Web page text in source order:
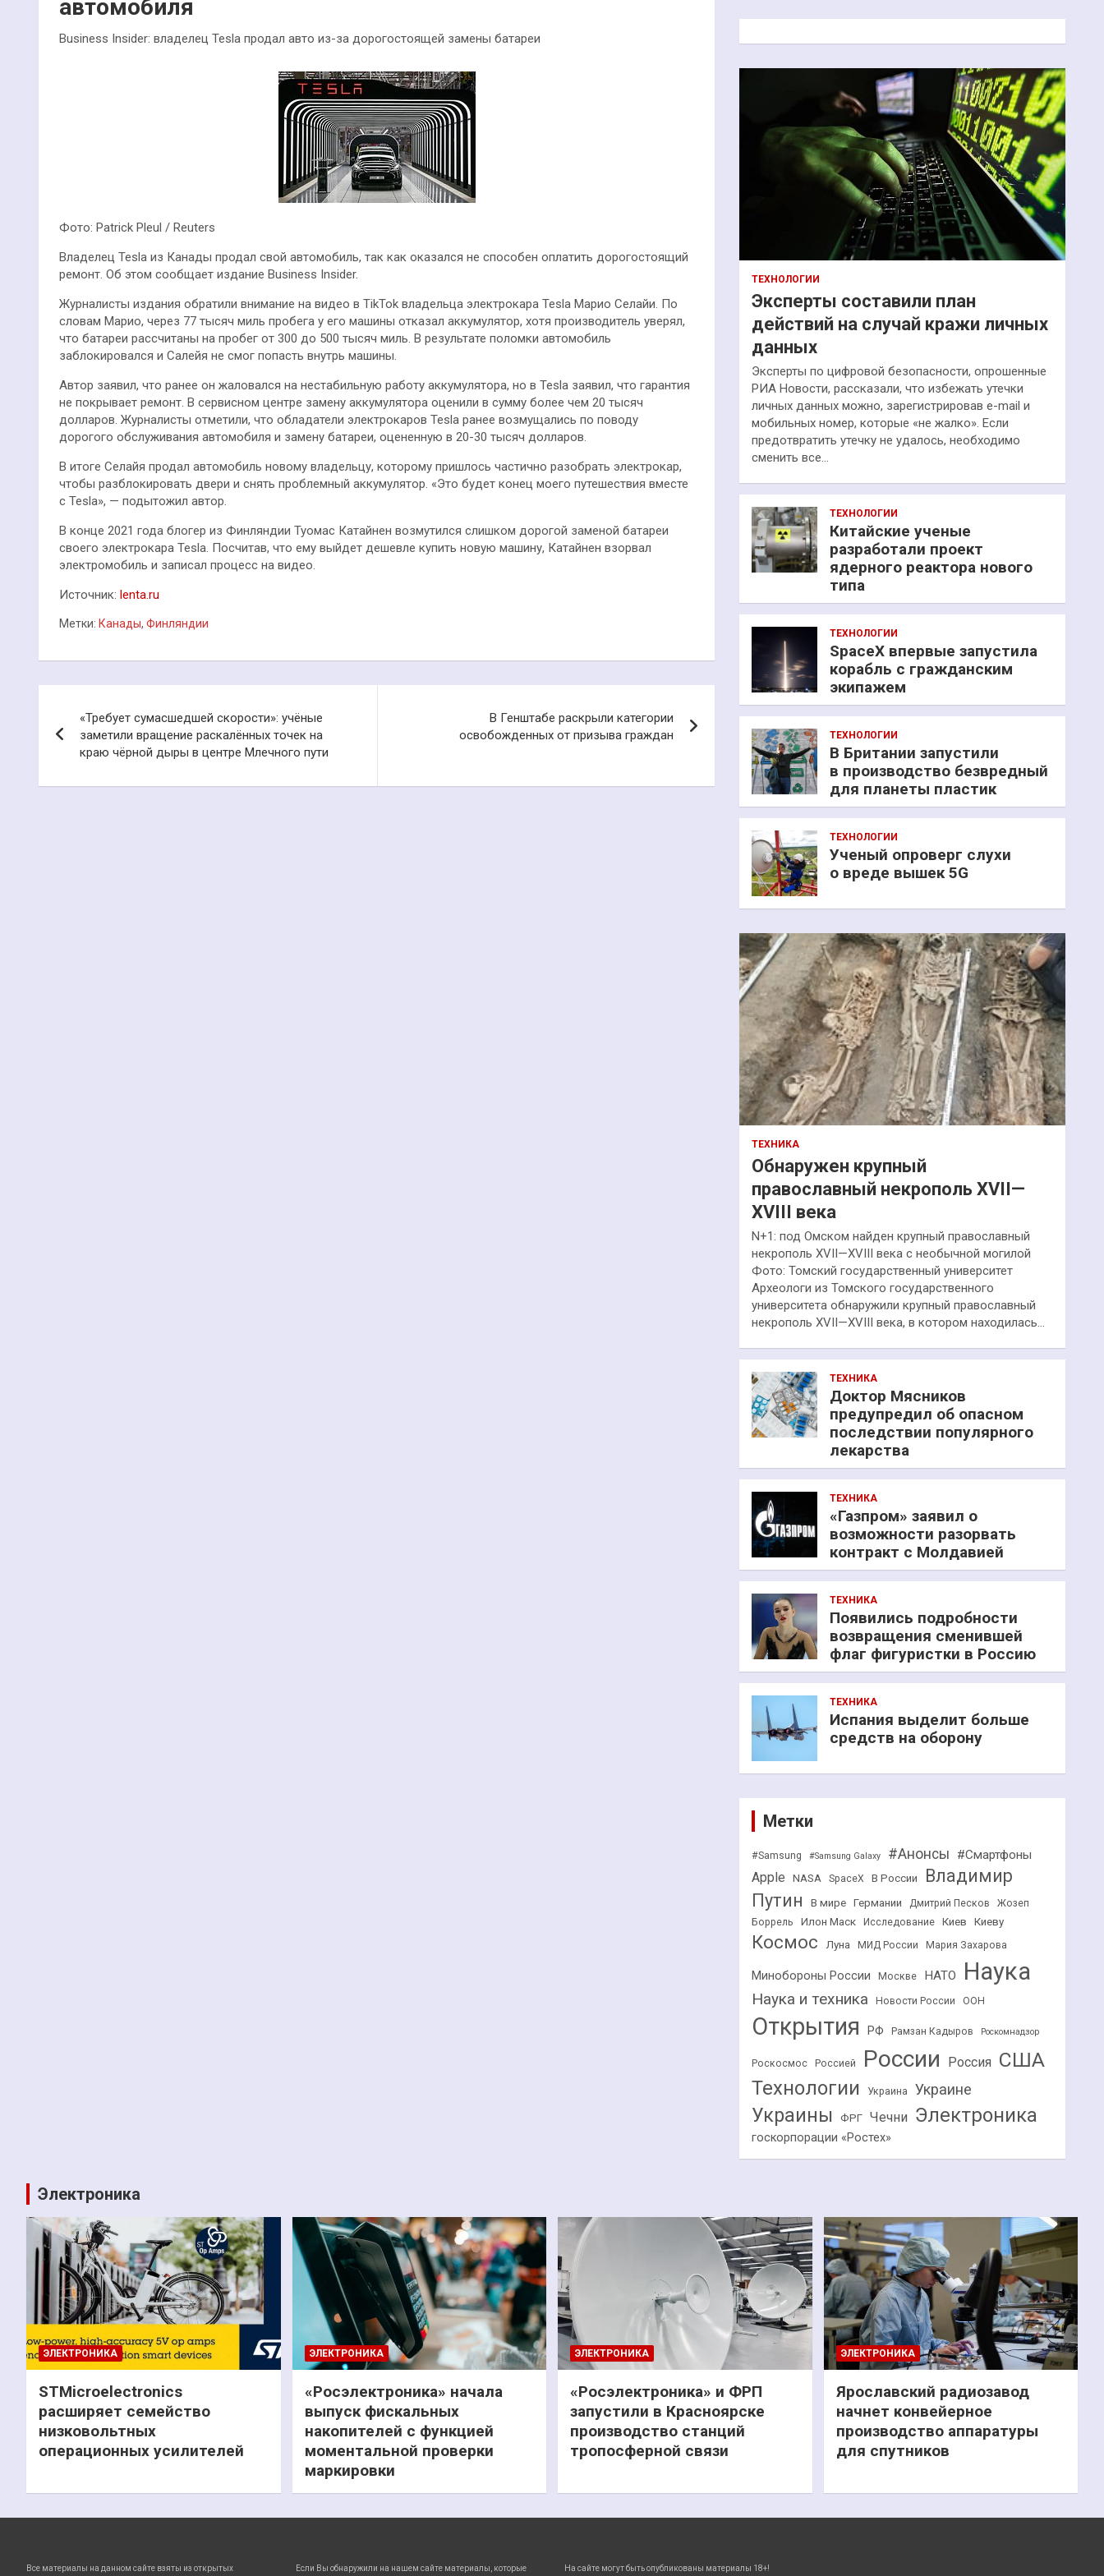
автомобиля
Business Insider: владелец Tesla продал авто из-за дорогостоящей замены батареи
Фото: Patrick Pleul / Reuters
Владелец Tesla из Канады продал свой автомобиль, так как оказался не способен оплатить дорогостоящий
ремонт. Об этом сообщает издание Business Insider.
Журналисты издания обратили внимание на видео в TikTok владельца электрокара Tesla Марио Селайи. По
словам Марио, через 77 тысяч миль пробега у его машины отказал аккумулятор, хотя производитель уверял,
что батареи рассчитаны на пробег от 300 до 500 тысяч миль. В результате поломки автомобиль
заблокировался и Салейя не смог попасть внутрь машины.
Автор заявил, что ранее он жаловался на нестабильную работу аккумулятора, но в Tesla заявил, что гарантия
не покрывает ремонт. В сервисном центре замену аккумулятора оценили в сумму более чем 20 тысяч
долларов. Журналисты отметили, что обладатели электрокаров Tesla ранее возмущались по поводу
дорогого обслуживания автомобиля и замену батареи, оцененную в 20-30 тысяч долларов.
В итоге Селайя продал автомобиль новому владельцу, которому пришлось частично разобрать электрокар,
чтобы разблокировать двери и снять проблемный аккумулятор. «Это будет конец моего путешествия вместе
с Tesla», — подытожил автор.
В конце 2021 года блогер из Финляндии Туомас Катайнен возмутился слишком дорогой заменой батареи
своего электрокара Tesla. Посчитав, что ему выйдет дешевле купить новую машину, Катайнен взорвал
электромобиль и записал процесс на видео.
Источник: lenta.ru
Метки: Канады, Финляндии
по
записям
«Требует сумасшедшей скорости»: учёные
заметили вращение раскалённых точек на
краю чёрной дыры в центре Млечного пути
В Генштабе раскрыли категории
освобожденных от призыва граждан
к
ТЕХНОЛОГИИ
Эксперты составили план
действий на случай кражи личных
данных
Эксперты по цифровой безопасности, опрошенные
РИА Новости, рассказали, что избежать утечки
личных данных можно, зарегистрировав e-mail и
мобильных номер, которые «не жалко». Если
предотвратить утечку не удалось, необходимо
сменить все…
ТЕХНОЛОГИИ
Китайские ученые
разработали проект
ядерного реактора нового
типа
ТЕХНОЛОГИИ
SpaceX впервые запустила
корабль с гражданским
экипажем
ТЕХНОЛОГИИ
В Британии запустили
в производство безвредный
для планеты пластик
ТЕХНОЛОГИИ
Ученый опроверг слухи
о вреде вышек 5G
ТЕХНИКА
Обнаружен крупный
православный некрополь XVII—
XVIII века
N+1: под Омском найден крупный православный
некрополь XVII—XVIII века с необычной могилой
Фото: Томский государственный университет
Археологи из Томского государственного
университета обнаружили крупный православный
некрополь XVII—XVIII века, в котором находилась…
ТЕХНИКА
Доктор Мясников
предупредил об опасном
последствии популярного
лекарства
ТЕХНИКА
«Газпром» заявил о
возможности разорвать
контракт с Молдавией
ТЕХНИКА
Появились подробности
возвращения сменившей
флаг фигуристки в Россию
ТЕХНИКА
Испания выделит больше
средств на оборону
Метки
#Samsung #Samsung Galaxy #Анонсы #Смартфоны
Apple NASA SpaceX В России
Владимир
Путин
В мире Германии Дмитрий Песков
Жозеп
Боррель
Илон Маск Исследование Киев Киеву
Космос Луна МИД России Мария Захарова
Минобороны России Москве НАТО Наука
Наука и техника Новости России ООН
Открытия РФ Рамзан Кадыров Роскомнадзор
Роскосмос Россией России Россия США
Технологии Украина Украине
Украины ФРГ Чечни Электроника
госкорпорации «Ростех»
Электроника
ЭЛЕКТРОНИКА
STMicroelectronics
расширяет семейство
низковольтных
операционных усилителей
ЭЛЕКТРОНИКА
«Росэлектроника» начала
выпуск фискальных
накопителей с функцией
моментальной проверки
маркировки
ЭЛЕКТРОНИКА
«Росэлектроника» и ФРП
запустили в Красноярске
производство станций
тропосферной связи
ЭЛЕКТРОНИКА
Ярославский радиозавод
начнет конвейерное
производство аппаратуры
для спутников
Все материалы на данном сайте взяты из открытых Если Вы обнаружили на нашем сайте материалы, которые На сайте могут быть опубликованы материалы 18+!